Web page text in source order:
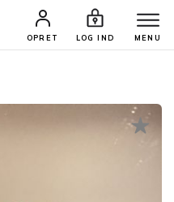
OPRET LOG IND MENU
SØG PROFIL